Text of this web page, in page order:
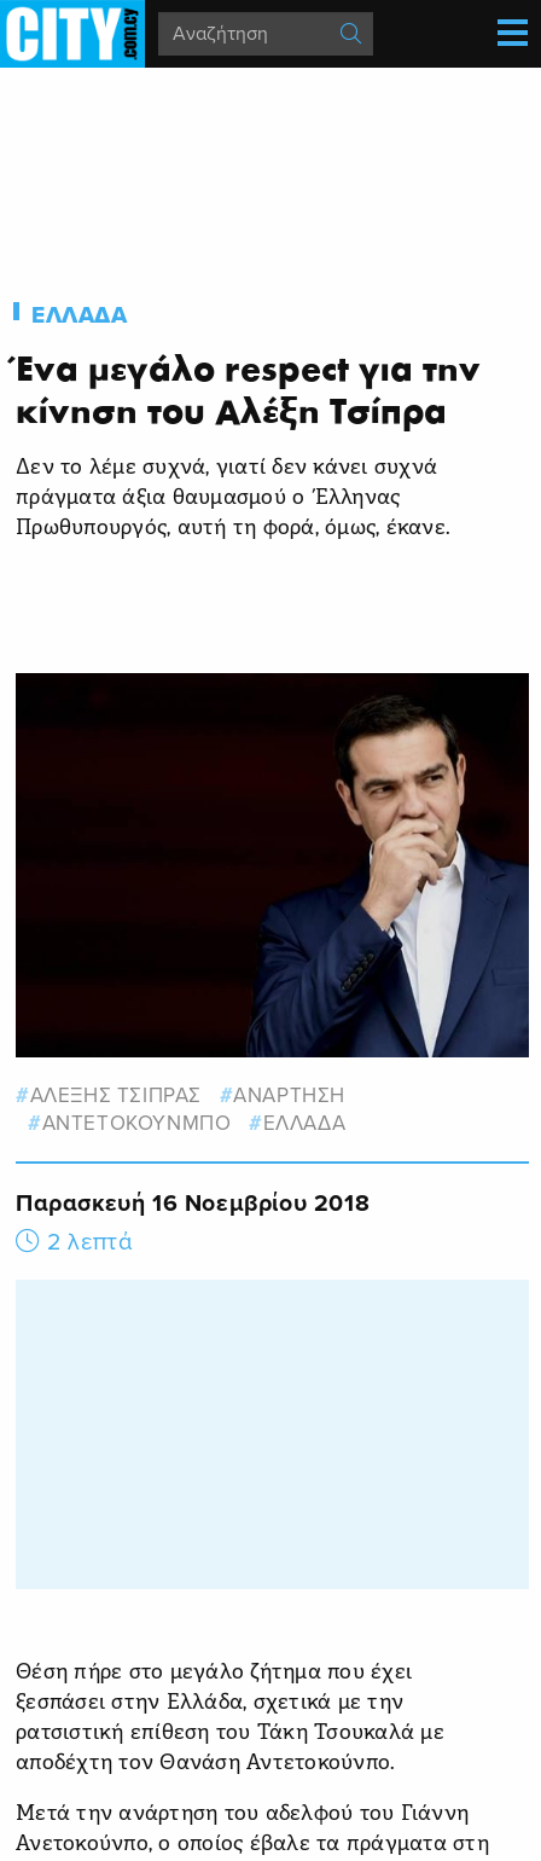
ΕΛΛΑΔΑ
Ένα μεγάλο respect για την
κίνηση του Αλέξη Τσίπρα
Δεν το λέμε συχνά, γιατί δεν κάνει συχνά
πράγματα άξια θαυμασμού ο Έλληνας
Πρωθυπουργός, αυτή τη φορά, όμως, έκανε.
ΑΛΕΞΗΣ ΤΣΙΠΡΑΣ
ΑΝΑΡΤΗΣΗ
ΑΝΤΕΤΟΚΟΥΝΜΠΟ
ΕΛΛΑΔΑ
Παρασκευή 16 Νοεμβρίου 2018
2 λεπτά
Θέση πήρε στο μεγάλο ζήτημα που έχει
ξεσπάσει στην Ελλάδα, σχετικά με την
ρατσιστική επίθεση του Τάκη Τσουκαλά με
αποδέχτη τον Θανάση Αντετοκούνπο.
Μετά την ανάρτηση του αδελφού του Γιάννη
Ανετοκούνπο, ο οποίος έβαλε τα πράγματα στη